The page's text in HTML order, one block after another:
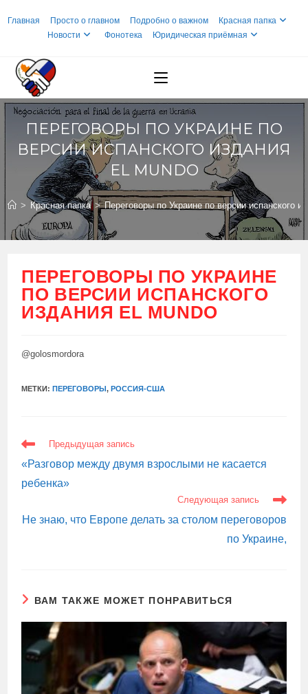
Главная Просто о главном Подробно о важном
Красная папка
Новости
Фонотека Юридическая приёмная
ПЕРЕГОВОРЫ ПО УКРАИНЕ ПО
ВЕРСИИ ИСПАНСКОГО ИЗДАНИЯ
EL MUNDO
> Красная папка > Переговоры по Украине по версии испанского
ПЕРЕГОВОРЫ ПО УКРАИНЕ
ПО ВЕРСИИ ИСПАНСКОГО
ИЗДАНИЯ EL MUNDO
@golosmordora
МЕТКИ:ПЕРЕГОВОРЫ, РОССИЯ-США
ЕЩЕ
СТАТЬИ
Предыдущая запись
«Разговор между двумя взрослыми не касается
ребенка»
Следующая запись
Не знаю, что Европе делать за столом переговоров
по Украине,
ВАМ ТАКЖЕ МОЖЕТ ПОНРАВИТЬСЯ